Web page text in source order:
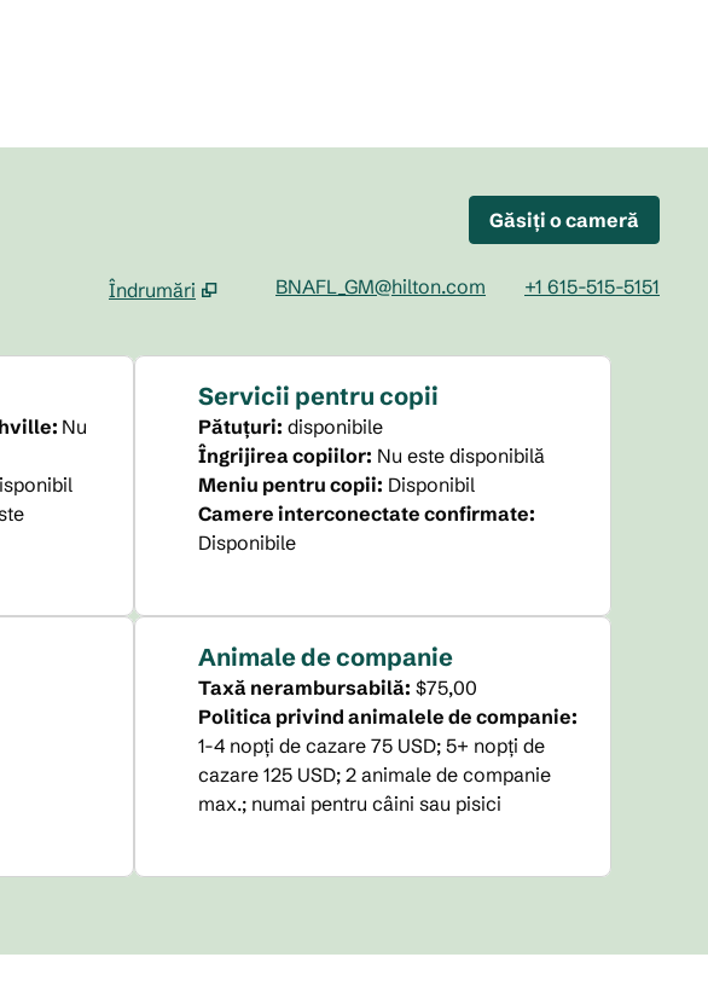
Găsiți o cameră
Îndrumări
BNAFL_GM@hilton.com +1 615-515-5151
: Nu
Servicii pentru copii
Pătuțuri: disponibile
Îngrijirea copiilor: Nu este disponibilă
Meniu pentru copii: Disponibil
Camere interconectate confirmate:
Disponibile
Animale de companie
Taxă nerambursabilă: $75,00
Politica privind animalele de companie:
1-4 nopți de cazare 75 USD; 5+ nopți de
cazare 125 USD; 2 animale de companie
max.; numai pentru câini sau pisici